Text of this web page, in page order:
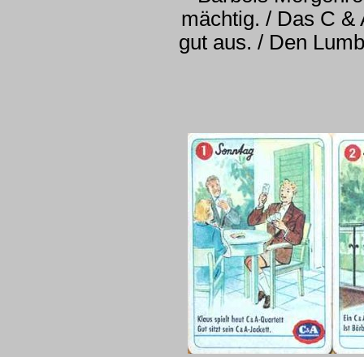
mächtig. / Das C &
gut aus. / Den